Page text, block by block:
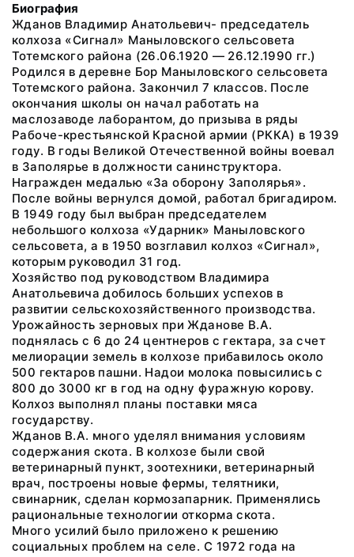
Биография
Жданов Владимир Анатольевич- председатель
колхоза «Сигнал» Маныловского сельсовета
Тотемского района (26.06.1920 — 26.12.1990 гг.)
Родился в деревне Бор Маныловского сельсовета
Тотемского района. Закончил 7 классов. После
окончания школы он начал работать на
маслозаводе лаборантом, до призыва в ряды
Рабоче-крестьянской Красной армии (РККА) в 1939
году. В годы Великой Отечественной войны воевал
в Заполярье в должности санинструктора.
Награжден медалью «За оборону Заполярья».
После войны вернулся домой, работал бригадиром.
В 1949 году был выбран председателем
небольшого колхоза «Ударник» Маныловского
сельсовета, а в 1950 возглавил колхоз «Сигнал»,
которым руководил 31 год.
Хозяйство под руководством Владимира
Анатольевича добилось больших успехов в
развитии сельскохозяйственного производства.
Урожайность зерновых при Жданове В.А.
поднялась с 6 до 24 центнеров с гектара, за счет
мелиорации земель в колхозе прибавилось около
500 гектаров пашни. Надои молока повысились с
800 до 3000 кг в год на одну фуражную корову.
Колхоз выполнял планы поставки мяса
государству.
Жданов В.А. много уделял внимания условиям
содержания скота. В колхозе были свой
ветеринарный пункт, зоотехники, ветеринарный
врач, построены новые фермы, телятники,
свинарник, сделан кормозапарник. Применялись
рациональные технологии откорма скота.
Много усилий было приложено к решению
социальных проблем на селе. С 1972 года на